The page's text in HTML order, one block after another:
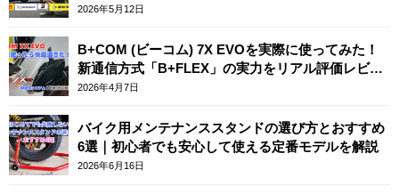
2026年5月12日
B+COM (ビーコム) 7X EVOを実際に使ってみた！
新通信方式「B+FLEX」の実力をリアル評価レビュ
ー
2026年4月7日
バイク用メンテナンススタンドの選び方とおすすめ
6選｜初心者でも安心して使える定番モデルを解説
2026年6月16日